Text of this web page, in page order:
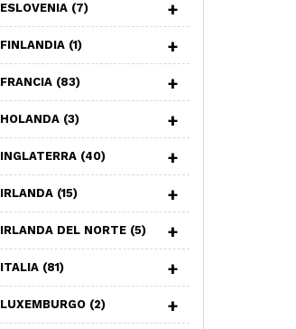
ESLOVENIA (7)
FINLANDIA (1)
FRANCIA (83)
HOLANDA (3)
INGLATERRA (40)
IRLANDA (15)
IRLANDA DEL NORTE (5)
ITALIA (81)
LUXEMBURGO (2)